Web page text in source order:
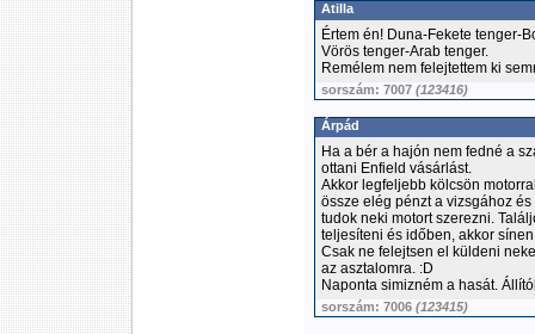
Atilla
Értem én! Duna-Fekete tenger-
Vörös tenger-Arab tenger.
Remélem nem felejtettem ki
sorszám: 7007 (123416)
Árpád
Ha a bér a hajón nem fedné a
ottani Enfield vásárlást.
Akkor legfeljebb kölcsön
össze elég pénzt a vizsgához
tudok neki motort szerezni.
teljesíteni és időben, akkor
Csak ne felejtsen el küldeni
az asztalomra. :D
Naponta simizném a hasát.
sorszám: 7006 (123415)